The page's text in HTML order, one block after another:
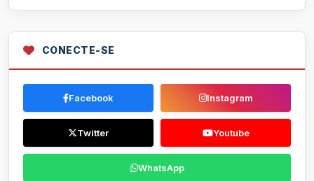
CONECTE-SE
Facebook Instagram
Twitter Youtube
WhatsApp